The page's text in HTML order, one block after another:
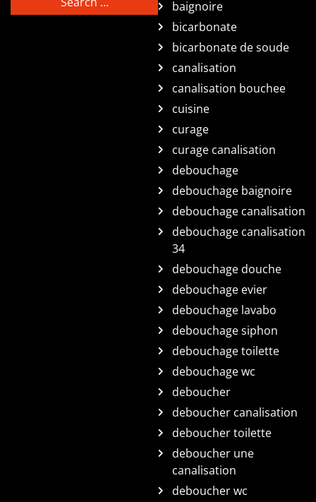
baignoire
bicarbonate
bicarbonate de soude
canalisation
canalisation bouchee
cuisine
curage
curage canalisation
debouchage
debouchage baignoire
debouchage canalisation
debouchage canalisation
34
debouchage douche
debouchage evier
debouchage lavabo
debouchage siphon
debouchage toilette
debouchage wc
deboucher
deboucher canalisation
deboucher toilette
deboucher une
canalisation
deboucher wc